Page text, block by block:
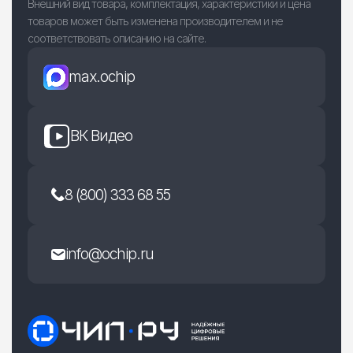
Внешний вид товара, комплектация, характеристики и цена
товаров может быть изменена производителем и не
соответствовать описанию на сайте.
max.ochip
ВК Видео
8 (800) 333 68 55
info@ochip.ru